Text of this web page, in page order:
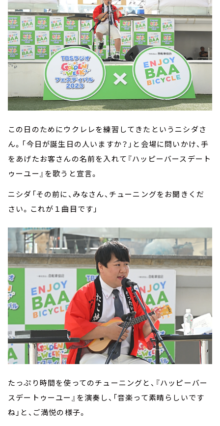
この日のためにウクレレを練習してきたというニシダさ
ん。「今日が誕生日の人いますか？」と会場に問いかけ、手
をあげたお客さんの名前を入れて『ハッピーバースデート
ゥーユー』を歌うと宣言。
ニシダ「その前に、みなさん、チューニングをお聞きくだ
さい。これが１曲目です」
たっぷり時間を使ってのチューニングと、『ハッピーバー
スデートゥーユー』を演奏し、「音楽って素晴らしいです
ね」と、ご満悦の様子。